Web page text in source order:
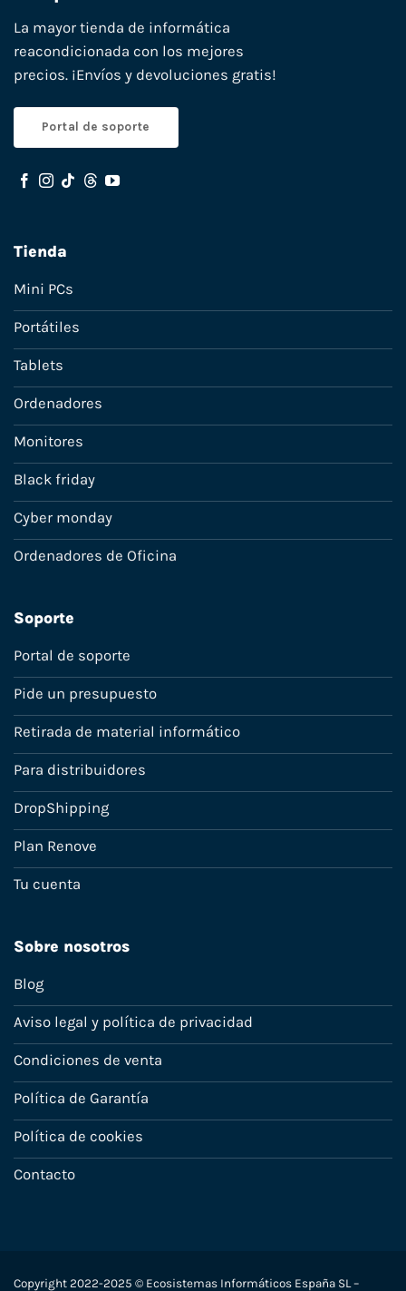
La mayor tienda de informática
reacondicionada con los mejores
precios. ¡Envíos y devoluciones gratis!
Portal de soporte
Tienda
Mini PCs
Portátiles
Tablets
Ordenadores
Monitores
Black friday
Cyber monday
Ordenadores de Oficina
Soporte
Portal de soporte
Pide un presupuesto
Retirada de material informático
Para distribuidores
DropShipping
Plan Renove
Tu cuenta
Sobre nosotros
Blog
Aviso legal y política de privacidad
Condiciones de venta
Política de Garantía
Política de cookies
Contacto
Copyright 2022-2025 © Ecosistemas Informáticos España SL –